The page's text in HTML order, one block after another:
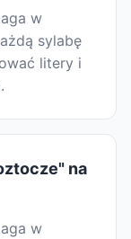
w
sylabę
litery i
na
w